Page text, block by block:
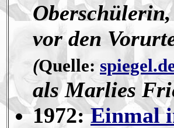
vor den
(Quelle:
als Marlies
1972:Einmal